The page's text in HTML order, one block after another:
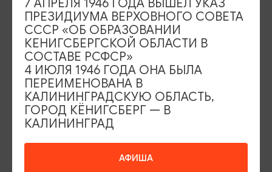
Карты и брошюры
Аудиогиды
Что привезти из Калининграда
Карта парковок и туалетов
АФИША
7 АПРЕЛЯ 1946 ГОДА ВЫШЕЛ УКАЗ
ПРЕЗИДИУМА ВЕРХОВНОГО СОВЕТА
СССР «ОБ ОБРАЗОВАНИИ
КЕНИГСБЕРГСКОЙ ОБЛАСТИ В
СОСТАВЕ РСФСР»
4 ИЮЛЯ 1946 ГОДА ОНА БЫЛА
ПЕРЕИМЕНОВАНА В
КАЛИНИНГРАДСКУЮ ОБЛАСТЬ,
ГОРОД КЁНИГСБЕРГ — В
КАЛИНИНГРАД